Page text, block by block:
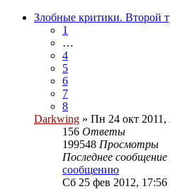
Злобные критики. Второй
1
…
4
5
6
7
8
Darkwing » Пн 24 окт 2011,
156 Ответы
199548 Просмотры
Последнее сообщение
сообщению
Сб 25 фев 2012, 17:56